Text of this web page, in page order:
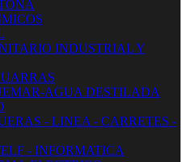
INDUSTRIAL Y
AGUA DESTILADA
- LINEA - CARRETES -
- INFORMATICA